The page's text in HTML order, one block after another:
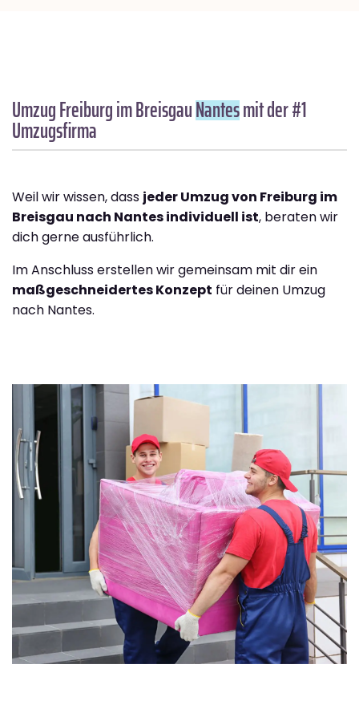
Umzug Freiburg im BreisgauNantesmit der #1
Umzugsfirma
Weil wir wissen, dass jeder Umzug von Freiburg im
Breisgau nach Nantes individuell ist, beraten wir
dich gerne ausführlich.
Im Anschluss erstellen wir gemeinsam mit dir ein
maßgeschneidertes Konzept für deinen Umzug
nach Nantes.